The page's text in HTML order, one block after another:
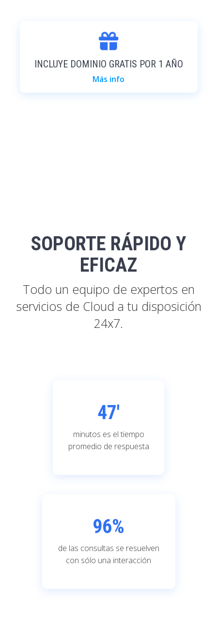
INCLUYE DOMINIO GRATIS POR 1 AÑO
Más info
SOPORTE RÁPIDO Y
EFICAZ
Todo un equipo de expertos en
servicios de Cloud a tu disposición
24x7.
47'
minutos es el tiempo
promedio de respuesta
96%
de las consultas se resuelven
con sólo una interacción